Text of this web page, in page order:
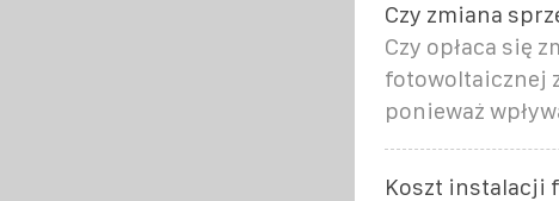
Czy zmiana
Czy opłaca się
fotowoltaicznej
ponieważ
Koszt instalacji